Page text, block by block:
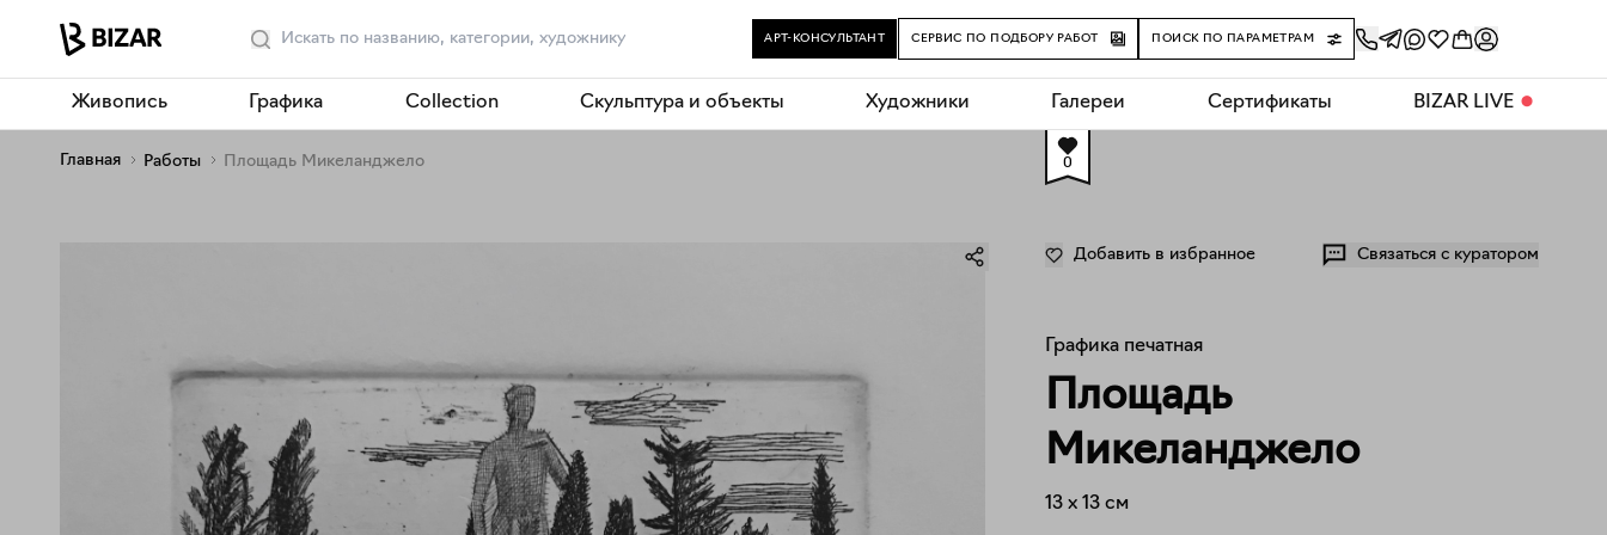
АРТ-КОНСУЛЬТАНТ СЕРВИС ПО ПОДБОРУ РАБОТ ПОИСК ПО ПАРАМЕТРАМ
Живопись Графика Collection Скульптура и объекты Художники Галереи Сертификаты BIZAR LIVE ⬤
Главная Работы Площадь Микеланджело 0
Добавить в избранное Связаться с куратором
Графика печатная
Площадь
Микеланджело
13 x 13 см